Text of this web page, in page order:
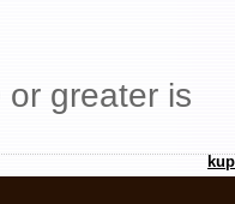
or greater is